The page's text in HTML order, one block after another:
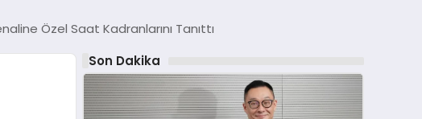
Özel Saat Kadranlarını Tanıttı
Son Dakika